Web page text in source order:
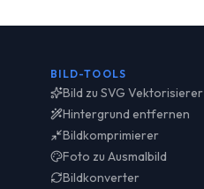
BILD-TOOLS
Bild zu SVG Vektorisierer
Hintergrund entfernen
Bildkomprimierer
Foto zu Ausmalbild
Bildkonverter